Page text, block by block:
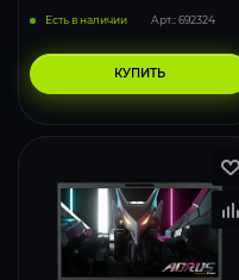
Есть в наличии Арт.: 692324
КУПИТЬ